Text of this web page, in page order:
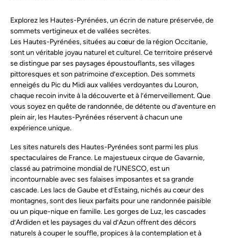
Explorez les Hautes-Pyrénées, un écrin de nature préservée, de
sommets vertigineux et de vallées secrètes.
Les Hautes-Pyrénées, situées au cœur de la région Occitanie,
sont un véritable joyau naturel et culturel. Ce territoire préservé
se distingue par ses paysages époustouflants, ses villages
pittoresques et son patrimoine d’exception. Des sommets
enneigés du Pic du Midi aux vallées verdoyantes du Louron,
chaque recoin invite à la découverte et à l’émerveillement. Que
vous soyez en quête de randonnée, de détente ou d’aventure en
plein air, les Hautes-Pyrénées réservent à chacun une
expérience unique.
Les sites naturels des Hautes-Pyrénées sont parmi les plus
spectaculaires de France. Le majestueux cirque de Gavarnie,
classé au patrimoine mondial de l’UNESCO, est un
incontournable avec ses falaises imposantes et sa grande
cascade. Les lacs de Gaube et d’Estaing, nichés au cœur des
montagnes, sont des lieux parfaits pour une randonnée paisible
ou un pique-nique en famille. Les gorges de Luz, les cascades
d’Ardiden et les paysages du val d’Azun offrent des décors
naturels à couper le souffle, propices à la contemplation et à